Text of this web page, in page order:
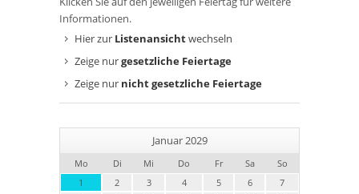
Informationen.
Hier zur Listenansichtwechseln
Zeige nurgesetzliche Feiertage
Zeige nur nicht gesetzliche Feiertage
Januar 2029
Mo Di Mi Do Fr Sa
So
1
2 3 4 5 6
7